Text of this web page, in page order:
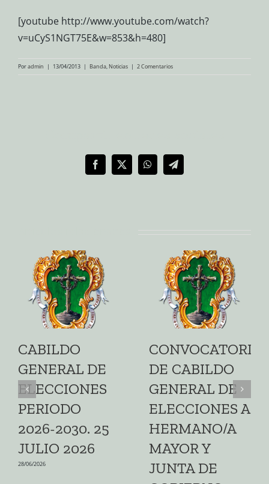
[youtube http://www.youtube.com/watch?
v=uCyS1NGT75E&w=853&h=480]
Poradmin | 13/04/2013 | Banda, Noticias | 2 Comentarios
Facebook
X WhatsAppTelegram
CABILDO
GENERAL DE
ELECCIONES
PERIODO
2026-2030. 25
JULIO 2026
28/06/2026
CONVOCATORIA
DE CABILDO
GENERAL DE
ELECCIONES A
HERMANO/A
MAYOR Y
JUNTA DE